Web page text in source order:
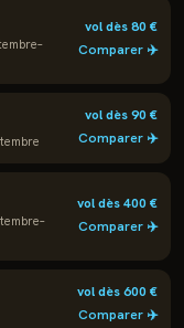
vol dès80€
Comparer ✈️
vol dès90€
Comparer ✈️
vol dès400€
Comparer ✈️
vol dès600€
Comparer ✈️